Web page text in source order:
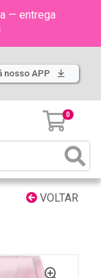
— entrega
nosso APP
0
VOLTAR